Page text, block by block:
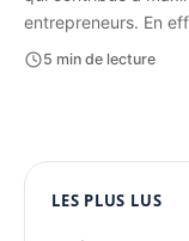
entrepreneurs. En
5 min de lecture
PUBLICITÉ
LES PLUS LUS